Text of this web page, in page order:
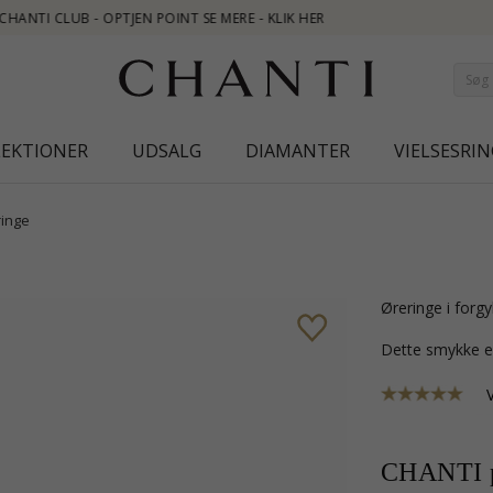
UDSALG DIAMANTER
øreringe i
Dette
CHANTI